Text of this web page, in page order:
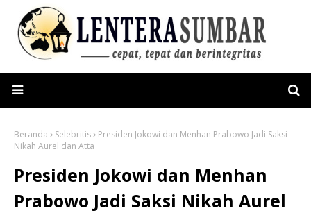
Beranda Selebritis
Presiden Jokowi dan Menhan Prabowo Jadi Saksi
Nikah Aurel dan Atta
Presiden Jokowi dan Menhan
Prabowo Jadi Saksi Nikah Aurel